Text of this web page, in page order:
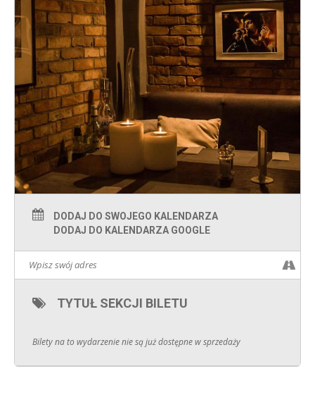
DODAJ DO SWOJEGO KALENDARZA
DODAJ DO KALENDARZA GOOGLE
TYTUŁ SEKCJI BILETU
Bilety na to wydarzenie nie są już dostępne w sprzedaży